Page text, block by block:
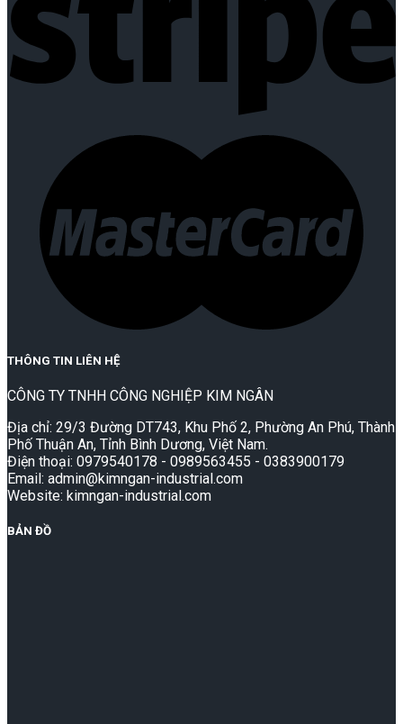
THÔNG TIN LIÊN HỆ
CÔNG TY TNHH CÔNG NGHIỆP KIM NGÂN
Địa chỉ: 29/3 Đường DT743, Khu Phố 2, Phường An Phú, Thành
Phố Thuận An, Tỉnh Bình Dương, Việt Nam.
Điện thoại: 0979540178 - 0989563455 - 0383900179
Email: admin@kimngan-industrial.com
Website: kimngan-industrial.com
BẢN ĐỒ